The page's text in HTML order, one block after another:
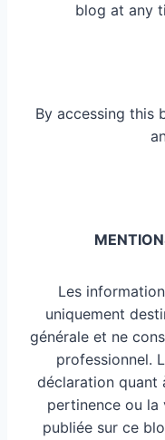
blog at any
By accessing this
Les
uniquement
générale et ne
professionnel.
déclaration quant
pertinence ou
publiée sur ce